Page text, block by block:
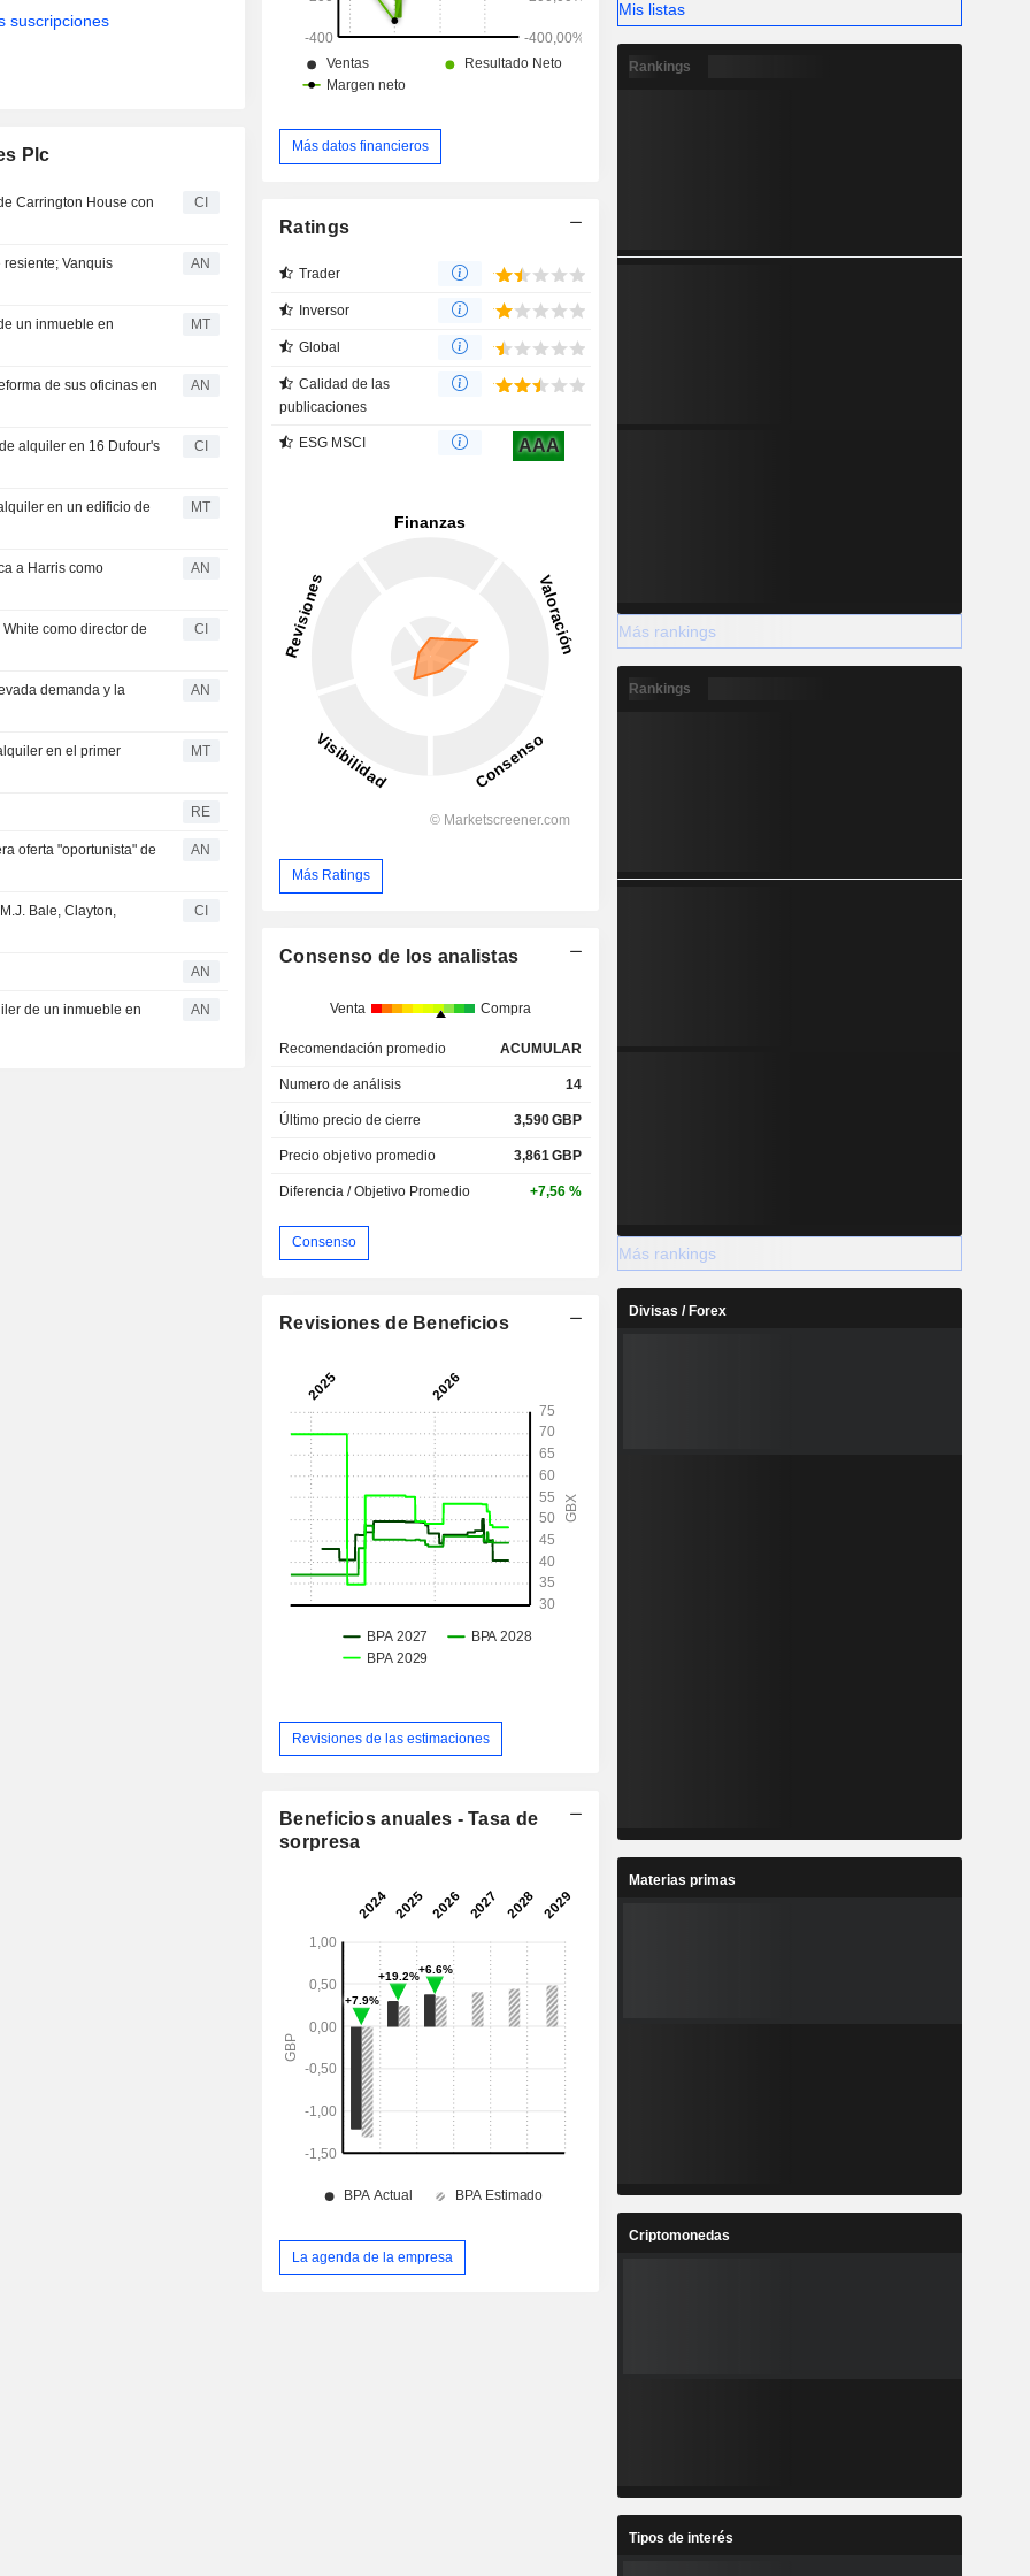
suscripciones
Plc
Carrington House con
CI
resiente; Vanquis
AN
un inmueble en
MT
de sus oficinas en
AN
alquiler en 16 Dufour's
CI
en un edificio de
MT
a Harris como
AN
como director de
CI
demanda y la
AN
en el primer
MT
RE
oferta "oportunista" de
AN
Bale, Clayton,
CI
AN
de un inmueble en
AN
Más datos financieros
Ratings
Trader
Inversor
Global
Calidad de las
publicaciones
ESG MSCI AAA
Más Ratings
Consenso de los analistas
Venta Compra
Recomendación promedio ACUMULAR
Numero de análisis 14
Último precio de cierre 3,590GBP
Precio objetivo promedio 3,861 GBP
Diferencia / Objetivo Promedio +7,56 %
Consenso
Revisiones de Beneficios
Revisiones de las estimaciones
Beneficios anuales - Tasa de
sorpresa
La agenda de la empresa
Mis listas
Rankings
Más rankings
Rankings
Más rankings
Divisas / Forex
Materias primas
Criptomonedas
Tipos de interés